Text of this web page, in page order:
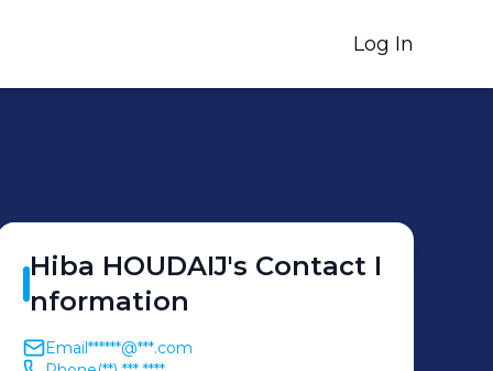
Log In
Hiba HOUDAIJ's Contact I
nformation
Email******@***.com